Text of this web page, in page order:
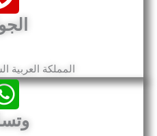
المملكة العربية